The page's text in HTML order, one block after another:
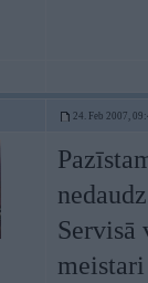
24. Feb 2007,
Servisā